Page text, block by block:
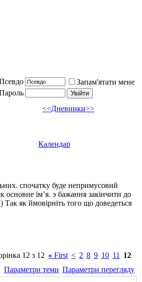
Запам'ятати мене
<<Дневники>>
Календар
спочатку буде непримусовий
імʼя. э бажання закінчити до
як ймовірніть того що доведеться
12 з 12 « First < 2 8 9 10 11
12
Параметри теми Параметри перегляду